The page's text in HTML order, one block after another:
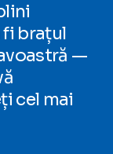
brațul
—
cel mai